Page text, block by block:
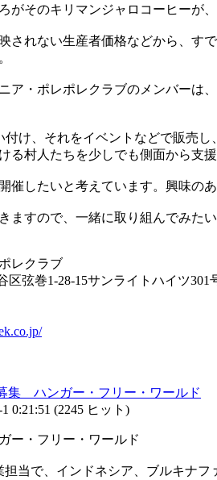
がそのキリマンジャロコーヒーが
されない生産者価格などから、す
ア・ポレポレクラブのメンバー
け、それをイベントなどで販売
る村人たちを少しでも側面から支
催したいと考えています。興味の
ますので、一緒に取り組んでみた
レクラブ
弦巻1-28-15サンライトハイツ301
集 ハンガー・フリー・ワールド
0:21:51 (2245 ヒット )
ー・フリー・ワールド
で、インドネシア、ブルキナフ